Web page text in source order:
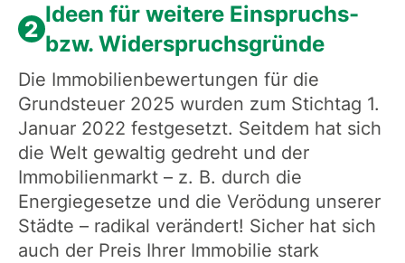
2
Ideen für weitere Einspruchs-
bzw. Widerspruchsgründe
Die Immobilienbewertungen für die
Grundsteuer 2025 wurden zum Stichtag 1.
Januar 2022 festgesetzt. Seitdem hat sich
die Welt gewaltig gedreht und der
Immobilienmarkt – z. B. durch die
Energiegesetze und die Verödung unserer
Städte – radikal verändert! Sicher hat sich
auch der Preis Ihrer Immobilie stark